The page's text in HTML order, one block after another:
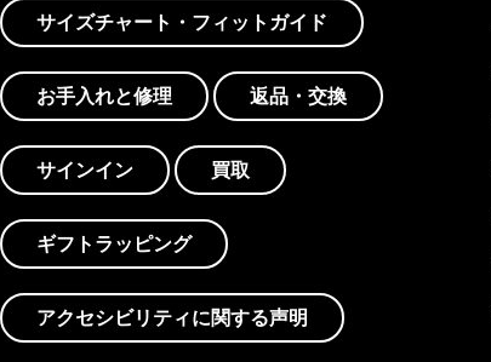
サイズチャート・フィットガイド
お手入れと修理 返品・交換
サインイン 買取
ギフトラッピング
アクセシビリティに関する声明